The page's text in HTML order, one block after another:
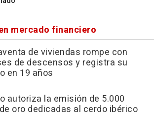
mercado financiero
de viviendas rompe con
de descensos y registra su
en 19 años
autoriza la emisión de 5.000
oro dedicadas al cerdo ibérico